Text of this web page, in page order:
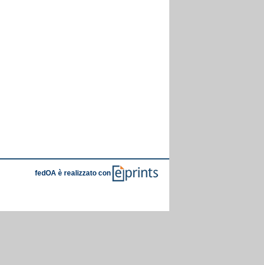
fedOA è realizzato con